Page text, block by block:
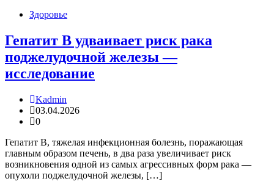
Здоровье
Гепатит B удваивает риск рака
поджелудочной железы —
исследование
Kadmin
03.04.2026
0
Гепатит B, тяжелая инфекционная болезнь, поражающая
главным образом печень, в два раза увеличивает риск
возникновения одной из самых агрессивных форм рака —
опухоли поджелудочной железы, […]